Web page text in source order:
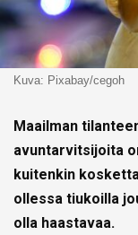
Kuva: Pixabay/cegoh
Maailman
avuntarvitsijoita
kuitenkin
ollessa tiukoilla
olla haastavaa.